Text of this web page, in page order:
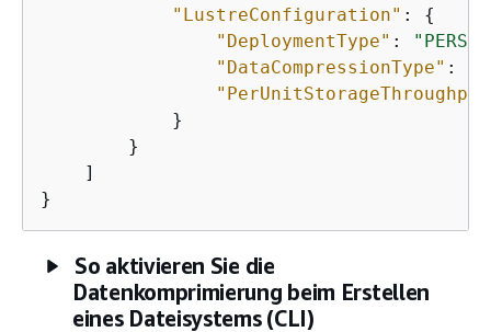
"LustreConfiguration" : {
"DeploymentType" :
"DataCompressionType" :
            }
        }
    ]
}
So aktivieren Sie die
Datenkomprimierung beim Erstellen
eines Dateisystems (CLI)